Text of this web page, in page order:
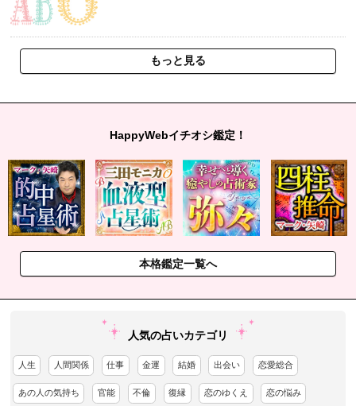
もっと見る
HappyWebイチオシ鑑定！
本格鑑定一覧へ
人気の占いカテゴリ
人生 人間関係 仕事 金運 結婚 出会い 恋愛総合
あの人の気持ち 官能 不倫 復縁 恋のゆくえ 恋の悩み